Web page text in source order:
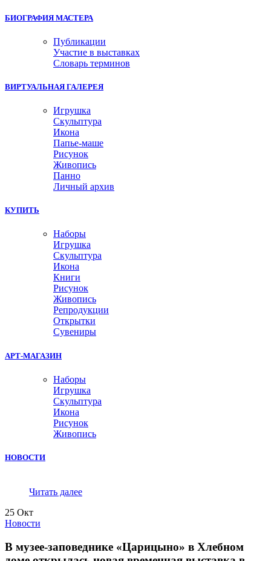
БИОГРАФИЯ МАСТЕРА
Публикации
Участие в выставках
Словарь терминов
ВИРТУАЛЬНАЯ ГАЛЕРЕЯ
Игрушка
Скульптура
Икона
Папье-маше
Рисунок
Живопись
Панно
Личный архив
КУПИТЬ
Наборы
Игрушка
Скульптура
Икона
Книги
Рисунок
Живопись
Репродукции
Открытки
Сувениры
АРТ-МАГАЗИН
Наборы
Игрушка
Скульптура
Икона
Рисунок
Живопись
НОВОСТИ
Читать далее
25 Окт
Новости
В музее-заповеднике «Царицыно» в Хлебном